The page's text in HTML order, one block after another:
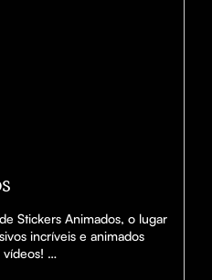
Stickers Animados, o lugar
incríveis e animados
vídeos!